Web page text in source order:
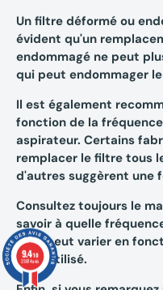
Un filtre déformé ou
évident qu'un
endommagé ne peut
qui peut endommager
Il est également
fonction de la
aspirateur. Certains
remplacer le filtre tous
d'autres suggèrent une
Consultez toujours le
savoir à quelle
Cela peut varier en
filtre utilisé.
9.4/10
23874 avis